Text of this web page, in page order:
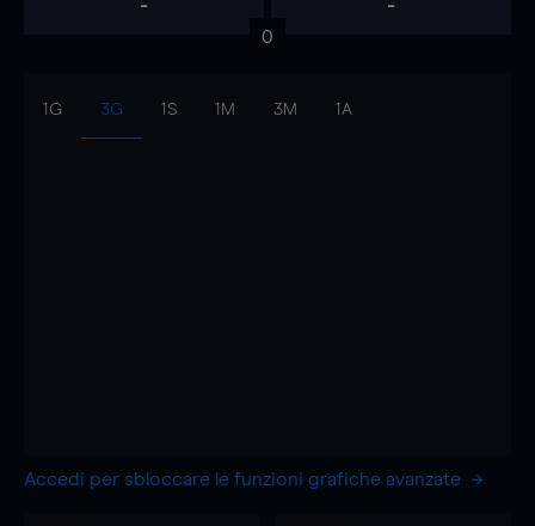
- -
0
1G 3G 1S 1M 3M 1A
Accedi per sbloccare le funzioni grafiche avanzate